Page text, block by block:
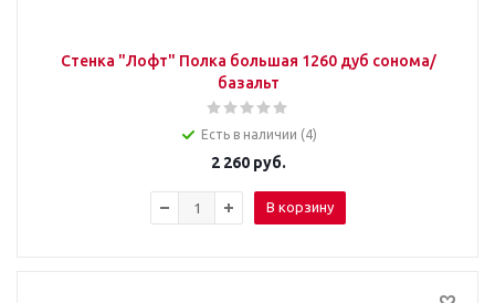
Стенка "Лофт" Полка большая 1260 дуб сонома/
базальт
Есть в наличии (4)
2 260руб.
В корзину